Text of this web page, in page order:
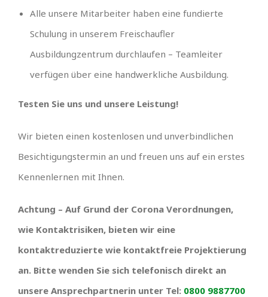
Alle unsere Mitarbeiter haben eine fundierte
Schulung in unserem Freischaufler
Ausbildungzentrum durchlaufen – Teamleiter
verfügen über eine handwerkliche Ausbildung.
Testen Sie uns und unsere Leistung!
Wir bieten einen kostenlosen und unverbindlichen
Besichtigungstermin an und freuen uns auf ein erstes
Kennenlernen mit Ihnen.
Achtung – Auf Grund der Corona Verordnungen,
wie Kontaktrisiken, bieten wir eine
kontaktreduzierte wie kontaktfreie Projektierung
an. Bitte wenden Sie sich telefonisch direkt an
unsere Ansprechpartnerin unter Tel: 0800 9887700